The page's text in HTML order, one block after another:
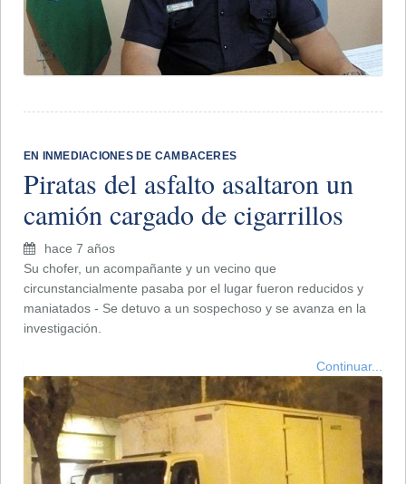
EN INMEDIACIONES DE CAMBACERES
Piratas del asfalto asaltaron un
camión cargado de cigarrillos
hace 7 años
Su chofer, un acompañante y un vecino que
circunstancialmente pasaba por el lugar fueron reducidos y
maniatados - Se detuvo a un sospechoso y se avanza en la
investigación.
Continuar...